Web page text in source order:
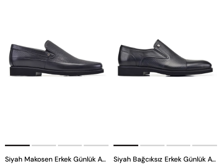
Siyah Makosen Erkek Günlük Ayakkabı Siyah Bağcıksız Erkek Günlük Ayakkabı